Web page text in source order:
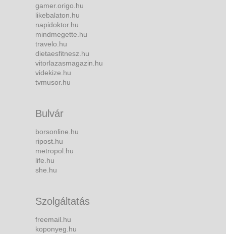
gamer.origo.hu
likebalaton.hu
napidoktor.hu
mindmegette.hu
travelo.hu
dietaesfitnesz.hu
vitorlazasmagazin.hu
videkize.hu
tvmusor.hu
Bulvár
borsonline.hu
ripost.hu
metropol.hu
life.hu
she.hu
Szolgáltatás
freemail.hu
koponyeg.hu